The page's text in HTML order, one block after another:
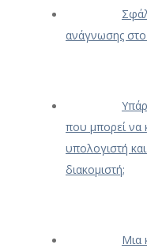
ανάγνωσης
που μπορεί να
υπολογιστή
διακομιστή;
Μια